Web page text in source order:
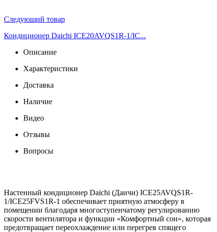
Следующий товар
Кондиционер Daichi ICE20AVQS1R-1/IC...
Описание
Характеристики
Доставка
Наличие
Видео
Отзывы
Вопросы
Настенный кондиционер Daichi (Даичи) ICE25AVQS1R-
1/ICE25FVS1R-1 обеспечивает приятную атмосферу в
помещении благодаря многоступенчатому регулированию
скорости вентилятора и функции «Комфортный сон», которая
предотвращает переохлаждение или перегрев спящего